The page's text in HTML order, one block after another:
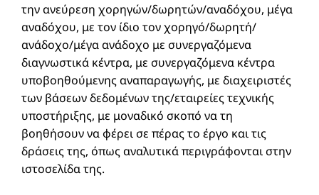
την ανεύρεση χορηγών/δωρητών/αναδόχου, μέγα
αναδόχου, με τον ίδιο τον χορηγό/δωρητή/
ανάδοχο/μέγα ανάδοχο με συνεργαζόμενα
διαγνωστικά κέντρα, με συνεργαζόμενα κέντρα
υποβοηθούμενης αναπαραγωγής, με διαχειριστές
των βάσεων δεδομένων της/εταιρείες τεχνικής
υποστήριξης, με μοναδικό σκοπό να τη
βοηθήσουν να φέρει σε πέρας το έργο και τις
δράσεις της, όπως αναλυτικά περιγράφονται στην
ιστοσελίδα της.